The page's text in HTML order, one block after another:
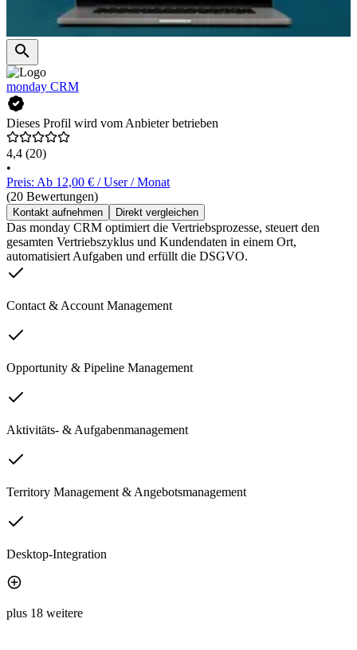
monday CRM
Dieses Profil wird vom Anbieter betrieben
4,4 (20)
•
Preis: Ab 12,00 € / User / Monat
(20 Bewertungen)
Kontakt aufnehmen Direkt vergleichen
Das monday CRM optimiert die Vertriebsprozesse, steuert den
gesamten Vertriebszyklus und Kundendaten in einem Ort,
automatisiert Aufgaben und erfüllt die DSGVO.
Contact & Account Management
Opportunity & Pipeline Management
Aktivitäts- & Aufgabenmanagement
Territory Management & Angebotsmanagement
Desktop-Integration
plus 18 weitere